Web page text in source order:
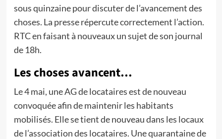
sous quinzaine pour discuter de l’avancement des
choses. La presse répercute correctement l’action.
RTC en faisant à nouveaux un sujet de son journal
de 18h.
Les choses avancent…
Le 4 mai, une AG de locataires est de nouveau
convoquée afin de maintenir les habitants
mobilisés. Elle se tient de nouveau dans les locaux
de l’association des locataires. Une quarantaine de